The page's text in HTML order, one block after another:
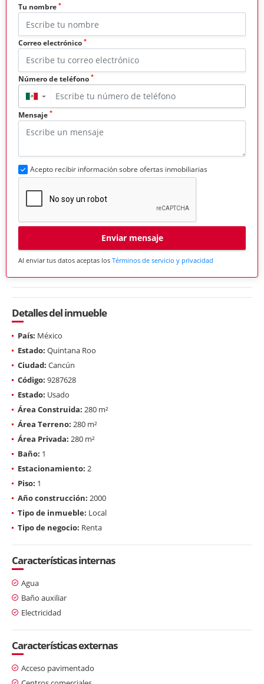
Tu nombre *
Correo electrónico *
Número de teléfono *
▼
Mensaje *
Acepto recibir información sobre ofertas inmobiliarias
Enviar mensaje
Al enviar tus datos aceptas los Términos de servicio y privacidad
Detalles del inmueble
País: México
Estado: Quintana Roo
Ciudad: Cancún
Código: 9287628
Estado: Usado
Área Construida: 280 m²
Área Terreno: 280 m²
Área Privada: 280 m²
Baño: 1
Estacionamiento: 2
Piso: 1
Año construcción: 2000
Tipo de inmueble: Local
Tipo de negocio: Renta
Características internas
Agua
Baño auxiliar
Electricidad
Características externas
Acceso pavimentado